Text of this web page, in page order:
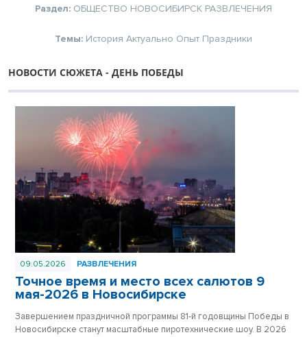
Раздел: ОБЩЕСТВО НОВОСИБИРСК РАЗВЛЕЧЕНИЯ
Темы: История Актуально Опыт Праздники
НОВОСТИ СЮЖЕТА - ДЕНЬ ПОБЕДЫ
09.05.2026 РАЗВЛЕЧЕНИЯ
Точное время и место всех салютов 9
мая-2026 в Новосибирске
Завершением праздничной программы 81-й годовщины Победы в
Новосибирске станут масштабные пиротехнические шоу. В 2026